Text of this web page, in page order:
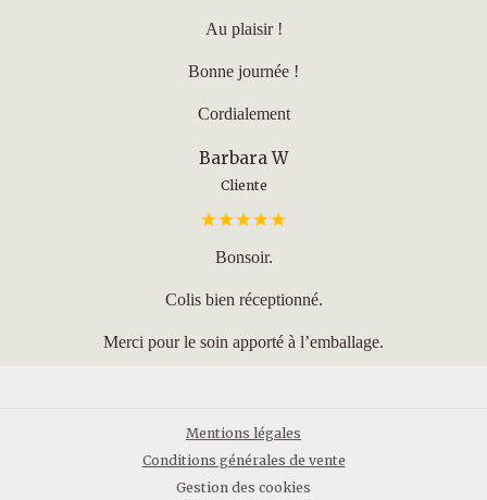
Au plaisir !
Bonne journée !
Cordialement
Barbara W
Cliente
Bonsoir.
Colis bien réceptionné.
Merci pour le soin apporté à l’emballage.
Mentions légales
Conditions générales de vente
Gestion des cookies